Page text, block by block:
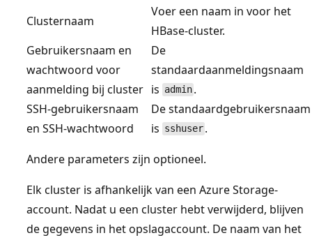
Clusternaam
Voer een naam in voor het
HBase-cluster.
Gebruikersnaam en
wachtwoord voor
aanmelding bij cluster
De
standaardaanmeldingsnaam
is admin .
SSH-gebruikersnaam
en SSH-wachtwoord
De standaardgebruikersnaam
is sshuser .
Andere parameters zijn optioneel.
Elk cluster is afhankelijk van een Azure Storage-
account. Nadat u een cluster hebt verwijderd, blijven
de gegevens in het opslagaccount. De naam van het